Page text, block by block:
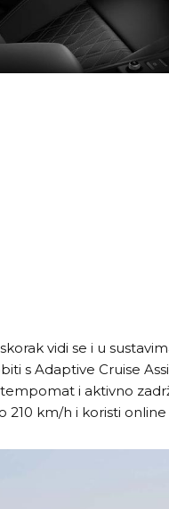
vidi se i u
s Adaptive Cruise
i aktivno
210 km/h i koristi